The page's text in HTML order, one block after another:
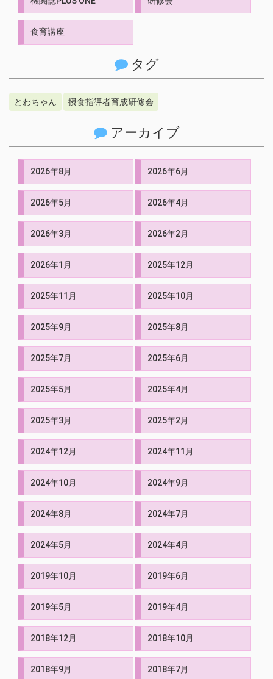
食育講座
タグ
とわちゃん 摂食指導者育成研修会
アーカイブ
2026年8月 2026年6月
2026年5月 2026年4月
2026年3月 2026年2月
2026年1月 2025年12月
2025年11月 2025年10月
2025年9月 2025年8月
2025年7月 2025年6月
2025年5月 2025年4月
2025年3月 2025年2月
2024年12月 2024年11月
2024年10月 2024年9月
2024年8月 2024年7月
2024年5月 2024年4月
2019年10月 2019年6月
2019年5月 2019年4月
2018年12月 2018年10月
2018年9月 2018年7月